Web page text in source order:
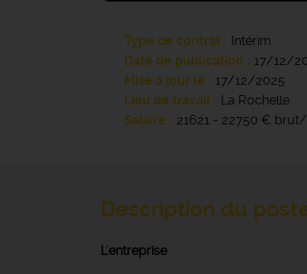
Type de contrat
Intérim
Date de publication
17/12/
Mise à jour le
17/12/2025
Lieu de travail
La Rochelle
Salaire
21621 - 22750 €
Description du
L'entreprise